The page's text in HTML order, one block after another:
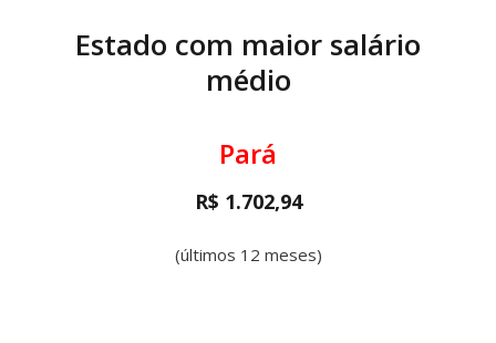
Estado com maior salário
médio
Pará
R$ 1.702,94
(últimos 12 meses)